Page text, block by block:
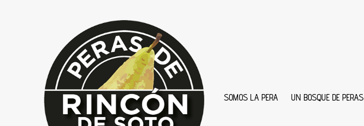
SOMOS LA PERA UN BOSQUE DE PERAS